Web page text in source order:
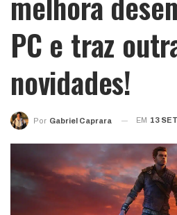
PC e traz
novidades!
Por Gabriel Caprara EM 13